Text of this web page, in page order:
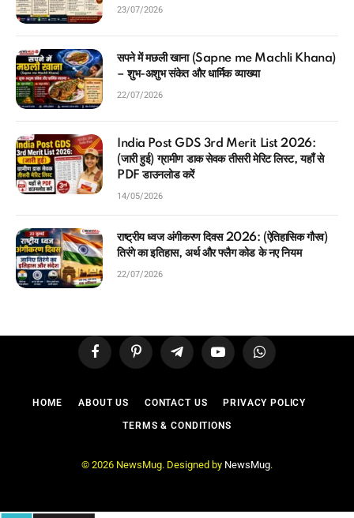
23/07/2026
सपने में मछली खाना (Sapne me Machli Khana)
– शुभ-अशुभ संकेत और धार्मिक व्याख्या
22/07/2026
India Post GDS 3rd Merit List 2026:
(जारी हुई) ग्रामीण डाक सेवक तीसरी मेरिट लिस्ट, यहाँ से
PDF डाउनलोड करें
14/05/2026
राष्ट्रीय ध्वज अंगीकरण दिवस 2026: (ऐतिहासिक गौरव)
तिरंगे का इतिहास, अर्थ और फ्लैग कोड के नए नियम
22/07/2026
FacebookPinterest TelegramYouTubeWhatsApp
HOME ABOUT US CONTACT US PRIVACY POLICY
TERMS & CONDITIONS
© 2026 NewsMug. Designed by NewsMug.